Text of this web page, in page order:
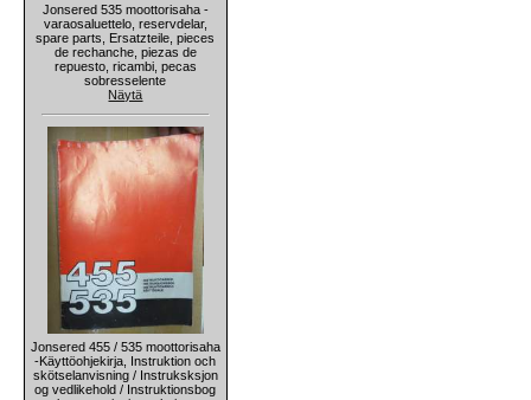
Jonsered 535 moottorisaha -
varaosaluettelo, reservdelar,
spare parts, Ersatzteile, pieces
de rechanche, piezas de
repuesto, ricambi, pecas
sobresselente
Näytä
Jonsered 455 / 535 moottorisaha
-Käyttöohjekirja, Instruktion och
skötselanvisning / Instruksksjon
og vedlikehold / Instruktionsbog